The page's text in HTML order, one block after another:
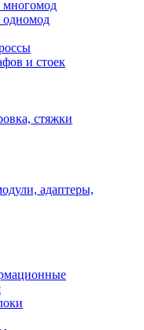
многомод
одномод
и стоек
стяжки
адаптеры,